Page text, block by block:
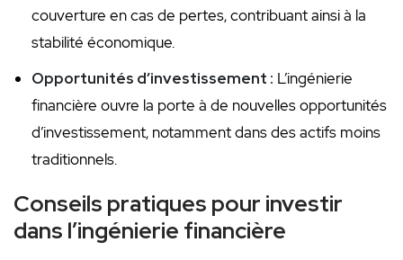
couverture en cas de pertes, contribuant ainsi à‌ la
stabilité économique.
Opportunités d’investissement : ‍L’ingénierie
financière ouvre la porte à de ‍nouvelles ​opportunités
d’investissement, notamment dans des⁢ actifs moins‌
traditionnels.
Conseils pratiques pour investir
dans l’ingénierie financière